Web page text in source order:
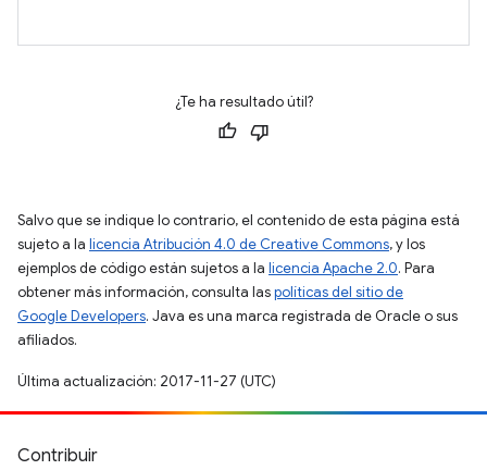
¿Te ha resultado útil?
Salvo que se indique lo contrario, el contenido de esta página está
sujeto a la licencia Atribución 4.0 de Creative Commons, y los
ejemplos de código están sujetos a la licencia Apache 2.0. Para
obtener más información, consulta laspolíticas del sitio de
Google Developers. Java es una marca registrada de Oracle o sus
afiliados.
Última actualización: 2017-11-27 (UTC)
Contribuir